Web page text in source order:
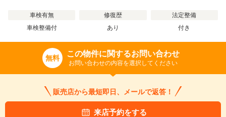
車検有無
車検整備付
修復歴
あり
法定整備
付き
無料 この物件に関するお問い合わせ
お問い合わせの内容を選択してください
販売店から最短即日、メールで返答！
来店予約をする